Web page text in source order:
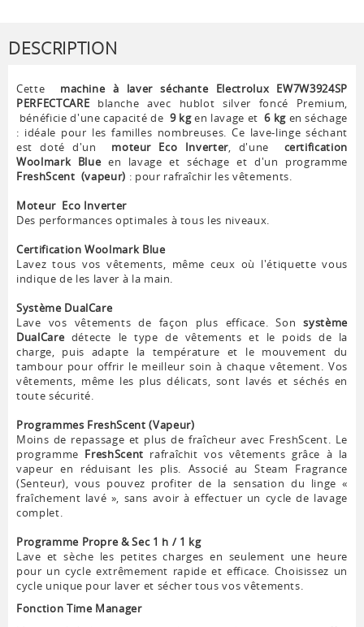
DESCRIPTION
Cette machine à laver séchante Electrolux EW7W3924SP
PERFECTCARE blanche avec hublot silver foncé Premium,
bénéficie d'une capacité de 9 kgen lavage et6 kg en séchage
: idéale pour les familles nombreuses. Ce lave-linge séchant
est doté d'un moteur Eco Inverter, d'une
certification
Woolmark Blueen lavage et séchage et d'un programme
FreshScent (vapeur) : pour rafraîchir les vêtements.
Moteur Eco Inverter
Des performances optimales à tous les niveaux.
Certification Woolmark Blue
Lavez tous vos vêtements, même ceux où l'étiquette vous
indique de les laver à la main.
Système DualCare
Lave vos vêtements de façon plus efficace. Sonsystème
DualCaredétecte le type de vêtements et le poids de la
charge, puis adapte la température et le mouvement du
tambour pour offrir le meilleur soin à chaque vêtement. Vos
vêtements, même les plus délicats, sont lavés et séchés en
toute sécurité.
Programmes FreshScent (Vapeur)
Moins de repassage et plus de fraîcheur avec FreshScent. Le
programme FreshScent rafraîchit vos vêtements grâce à la
vapeur en réduisant les plis. Associé au Steam Fragrance
(Senteur), vous pouvez profiter de la sensation du linge «
fraîchement lavé », sans avoir à effectuer un cycle de lavage
complet.
Programme Propre & Sec 1 h / 1 kg
Lave et sèche les petites charges en seulement une heure
pour un cycle extrêmement rapide et efficace. Choisissez un
cycle unique pour laver et sécher tous vos vêtements.
Fonction Time Manager